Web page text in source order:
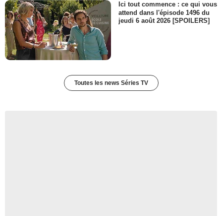
Ici tout commence : ce qui vous
attend dans l'épisode 1496 du
jeudi 6 août 2026 [SPOILERS]
Toutes les news Séries TV